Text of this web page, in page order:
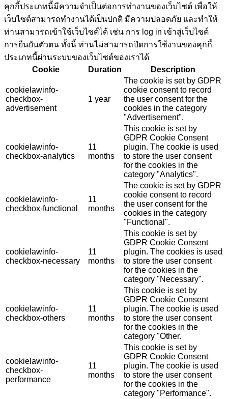
คุกกี้ประเภทนี้มีความจำเป็นต่อการทำงานของเว็บไซต์ เพื่อให้
เว็บไซต์สามารถทำงานได้เป็นปกติ มีความปลอดภัย และทำให้
ท่านสามารถเข้าใช้เว็บไซต์ได้ เช่น การ log in เข้าสู่เว็บไซต์
การยืนยันตัวตน ทั้งนี้ ท่านไม่สามารถปิดการใช้งานของคุกกี้
ประเภทนี้ผ่านระบบของเว็บไซต์ของเราได้
Cookie
Duration Description
cookielawinfo-
checkbox-
advertisement
1 year
The cookie is set by GDPR
cookie consent to record
the user consent for the
cookies in the category
"Advertisement".
cookielawinfo-
checkbox-analytics
11
months
This cookie is set by
GDPR Cookie Consent
plugin. The cookie is used
to store the user consent
for the cookies in the
category "Analytics".
cookielawinfo-
checkbox-functional
11
months
The cookie is set by GDPR
cookie consent to record
the user consent for the
cookies in the category
"Functional".
cookielawinfo-
checkbox-necessary
11
months
This cookie is set by
GDPR Cookie Consent
plugin. The cookies is used
to store the user consent
for the cookies in the
category "Necessary".
cookielawinfo-
checkbox-others
11
months
This cookie is set by
GDPR Cookie Consent
plugin. The cookie is used
to store the user consent
for the cookies in the
category "Other.
cookielawinfo-
checkbox-
performance
11
months
This cookie is set by
GDPR Cookie Consent
plugin. The cookie is used
to store the user consent
for the cookies in the
category "Performance".